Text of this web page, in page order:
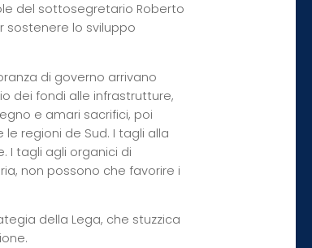
del sottosegretario Roberto
sostenere lo sviluppo
di governo arrivano
dei fondi alle infrastrutture,
e amari sacrifici, poi
regioni de Sud. I tagli alla
I tagli agli organici di
, non possono che favorire i
della Lega, che stuzzica